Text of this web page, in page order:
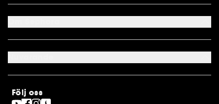
Mitt Konto
Sephora kundklubb
Om os
Karriär
Stores
Sephora Stands
SEPHORA Prize
Pride
Följ oss